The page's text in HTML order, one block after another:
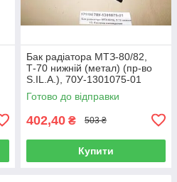
Бак радіатора МТЗ-80/82,
Т-70 нижній (метал) (пр-во
S.IL.A.), 70У-1301075-01
Готово до відправки
402,40 ₴ 503 ₴
Купити